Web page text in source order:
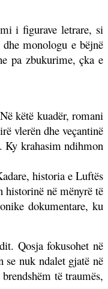
i figurave letrare, si
monologu e bëjnë
pa zbukurime, çka e
këtë kuadër, romani
vlerën dhe veçantinë
Ky krahasim ndihmon
historia e Luftës
historinë në mënyrë të
dokumentare, ku
Qosja fokusohet në
nuk ndalet gjatë në
të traumës,